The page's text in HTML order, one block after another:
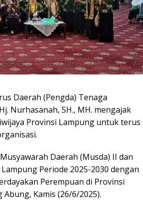
Daerah (Pengda) Tenaga
Nurhasanah, SH., MH. mengajak
Provinsi Lampung untuk terus
Daerah (Musda) II dan
Periode 2025-2030 dengan
Perempuan di Provinsi
Kamis (26/6/2025).